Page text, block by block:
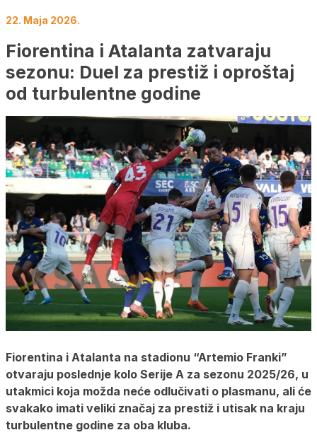
22. Maja 2026.
Fiorentina i Atalanta zatvaraju
sezonu: Duel za prestiž i oproštaj
od turbulentne godine
Fiorentina i Atalanta na stadionu “Artemio Franki”
otvaraju poslednje kolo Serije A za sezonu 2025/26, u
utakmici koja možda neće odlučivati o plasmanu, ali će
svakako imati veliki značaj za prestiž i utisak na kraju
turbulentne godine za oba kluba.